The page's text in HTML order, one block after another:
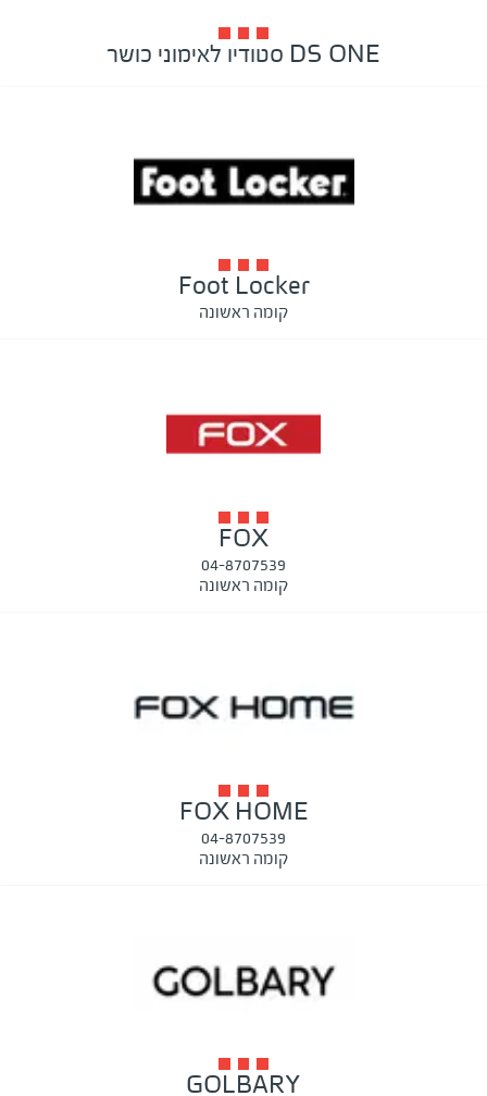
DS ONE סטודיו לאימוני כושר
Foot Locker
קומה ראשונה
FOX
04-8707539
קומה ראשונה
FOX HOME
04-8707539
קומה ראשונה
GOLBARY